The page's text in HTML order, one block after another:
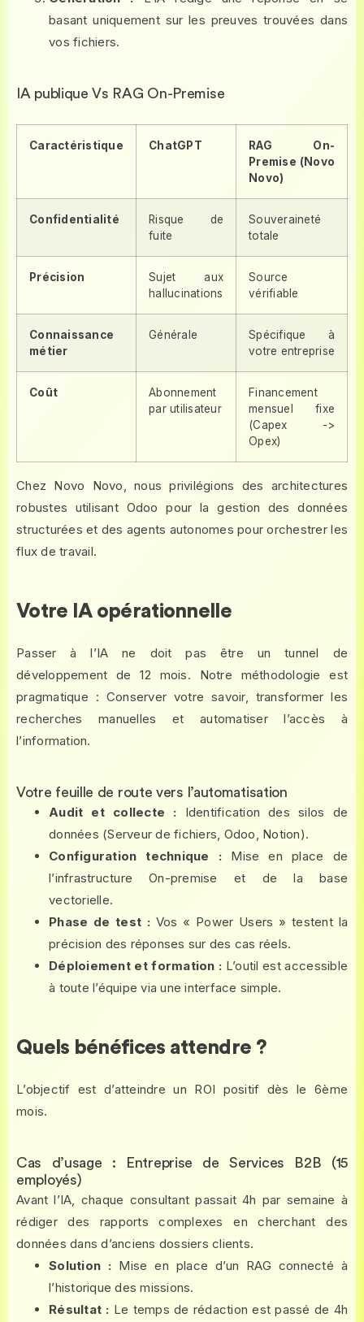
basant uniquement sur les preuves trouvées dans
vos fichiers.
IA publique Vs RAG On-Premise
Caractéristique ChatGPT
RAG On-
Premise (Novo
Novo)
Confidentialité
Risque de
fuite
Souveraineté
totale
Précision
Sujet aux
hallucinations
Source
vérifiable
Connaissance
métier
Générale
Spécifique à
votre entreprise
Coût
Abonnement
par utilisateur
Financement
mensuel fixe
(Capex ->
Opex)
Chez Novo Novo, nous privilégions des architectures
robustes utilisant Odoo pour la gestion des données
structurées et des agents autonomes pour orchestrer les
flux de travail.
Votre IA opérationnelle
Passer à l’IA ne doit pas être un tunnel de
développement de 12 mois. Notre méthodologie est
pragmatique : Conserver votre savoir, transformer les
recherches manuelles et automatiser l’accès à
l’information.
Votre feuille de route vers l’automatisation
Audit et collecte : Identification des silos de
données (Serveur de fichiers, Odoo, Notion).
Configuration technique : Mise en place de
l’infrastructure On-premise et de la base
vectorielle.
Phase de test : Vos « Power Users » testent la
précision des réponses sur des cas réels.
Déploiement et formation : L’outil est accessible
à toute l’équipe via une interface simple.
Quels bénéfices attendre ?
L’objectif est d’atteindre un ROI positif dès le 6ème
mois.
Cas d’usage : Entreprise de Services B2B (15
employés)
Avant l’IA, chaque consultant passait 4h par semaine à
rédiger des rapports complexes en cherchant des
données dans d’anciens dossiers clients.
Solution : Mise en place d’un RAG connecté à
l’historique des missions.
Résultat : Le temps de rédaction est passé de 4h